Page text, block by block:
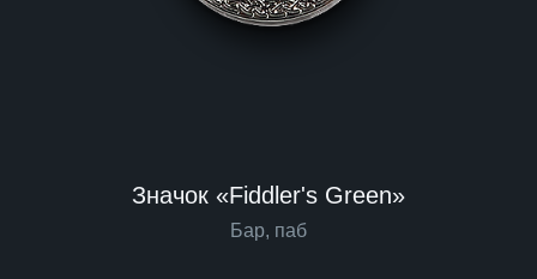
Значок «Fiddler's Green»
Бар, паб